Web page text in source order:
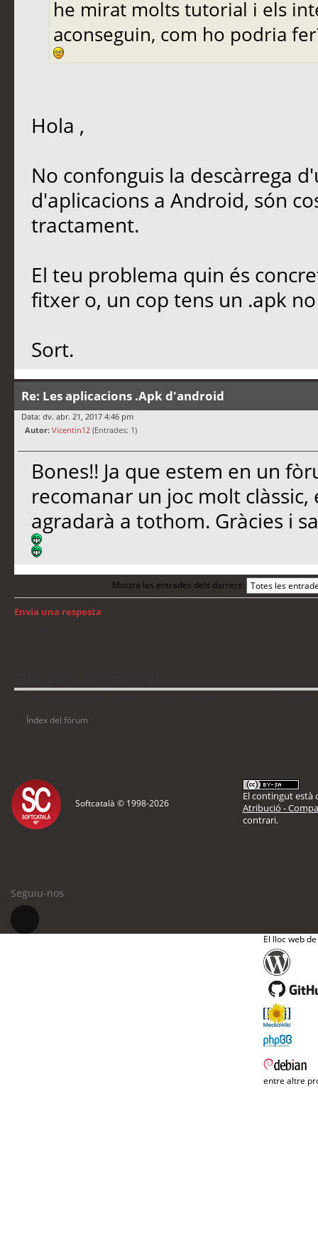
he mirat molts tutorial i els
aconseguin, com ho podria
Hola ,
No confonguis la descàrrega
d'aplicacions a Android, són
tractament.
El teu problema quin és
fitxer o, un cop tens un .apk
Sort.
Re: Les aplicacions .Apk d'android
Data: dv. abr. 21, 2017 4:46 pm
Autor: Vicentin12 (Entrades: 1)
Bones!! Ja que estem en un
recomanar un joc molt
agradarà a tothom. Gràcies i
Mostra les entrades dels darrers:
Envia una resposta
Índex del fòrum
Softcatalà © 1998-2026
El contingut està
Atribució -
contrari.
Seguiu-nos
El lloc web
entre altre